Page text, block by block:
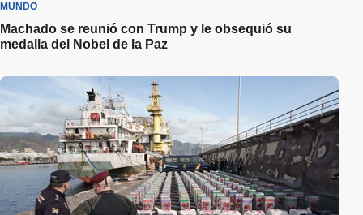
MUNDO
Machado se reunió con Trump y le obsequió su
medalla del Nobel de la Paz